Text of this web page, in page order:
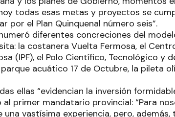
todas esas metas y proyectos se
por el Plan Quinquenal número seis”.
diferentes concreciones del
la costanera Vuelta Fermosa, el
(IPF), el Polo Científico, Tecnológico y
acuático 17 de Octubre, la pileta
ellas “evidencian la inversión
primer mandatario provincial: “Para
vastísima experiencia, pero,